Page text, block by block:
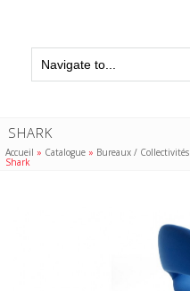
SHARK
Accueil » Catalogue » Bureaux / Collectivités
Shark